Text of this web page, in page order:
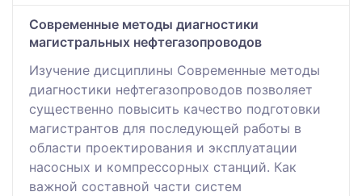
Современные методы диагностики
магистральных нефтегазопроводов
Изучение дисциплины Современные методы
диагностики нефтегазопроводов позволяет
существенно повысить качество подготовки
магистрантов для последующей работы в
области проектирования и эксплуатации
насосных и компрессорных станций. Как
важной составной части систем